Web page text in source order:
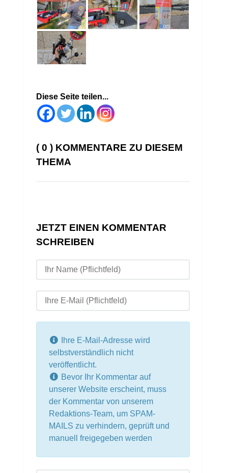
Diese Seite teilen...
( 0 ) KOMMENTARE ZU DIESEM
THEMA
JETZT EINEN KOMMENTAR
SCHREIBEN
Ihre E-Mail-Adresse wird
selbstverständlich nicht
veröffentlicht.
Bevor Ihr Kommentar auf
unserer Website erscheint, muss
der Kommentar von unserem
Redaktions-Team, um SPAM-
MAILS zu verhindern, geprüft und
manuell freigegeben werden